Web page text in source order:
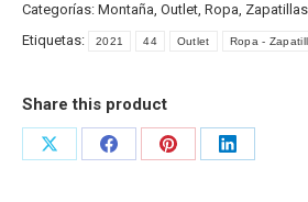
Categorías: Montaña, Outlet, Ropa, Zapatillas
Etiquetas:
2021 44 Outlet Ropa -
Share this product
Share
Share
Share
Share